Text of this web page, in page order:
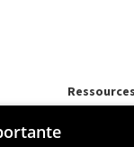
Ressources